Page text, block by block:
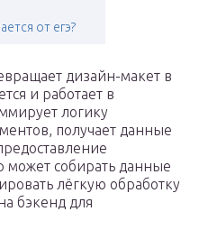
от егэ?
дизайн-макет в
и работает в
логику
получает данные
может собирать данные
лёгкую обработку
бэкенд для